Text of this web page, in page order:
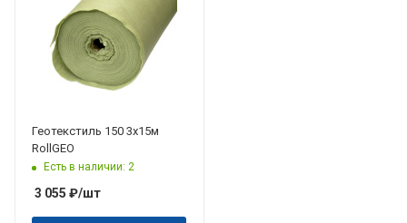
Геотекстиль 150 3х15м
RollGEO
Есть в наличии: 2
3 055 ₽/шт